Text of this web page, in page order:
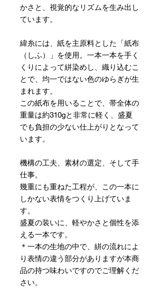
かさと、視覚的なリズムを生み出し
ています。
緯糸には、紙を主原料とした「紙布
（しふ）」を使用。一本一本を手く
くりによって絣染めし、織り込むこ
とで、均一ではない色のゆらぎが生
まれます。
この紙布を用いることで、帯全体の
重量は約310gと非常に軽く、盛夏
でも負担の少ない仕上がりとなって
います。
機構の工夫、素材の選定、そして手
仕事。
幾重にも重ねた工程が、この一本に
しかない表情をつくり上げていま
す。
盛夏の装いに、軽やかさと個性を添
える一本です。
＊一本の生地の中で、絣の流れによ
り表情の違う部分がありますが本商
品の持つ味わいですのでご理解くだ
さい。